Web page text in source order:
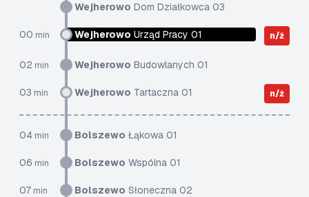
Wejherowo Dom Działkowca 03
00 min Wejherowo Urząd Pracy 01 n/ż
02 min Wejherowo Budowlanych 01
03 min Wejherowo Tartaczna 01 n/ż
04 min Bolszewo Łąkowa 01
06 min Bolszewo Wspólna 01
07 min Bolszewo Słoneczna 02